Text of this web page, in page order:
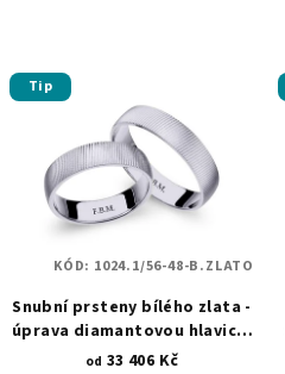
Tip
Snubní prsteny bílého zlata -
úprava diamantovou hlavicí -
zkosené proužky a
od 33 406 Kč
KÓD: 1024.1/56-48-B.ZLATO